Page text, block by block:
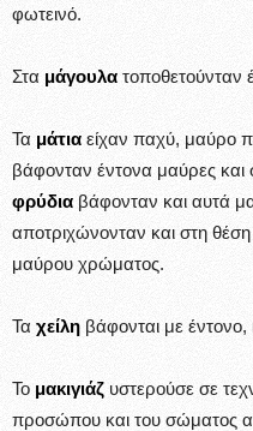
φωτεινό.
Στα μάγουλα τοποθετούνταν
Τα μάτια είχαν παχύ, μαύρο
βάφονταν έντονα μαύρες και
φρύδια βάφονταν και αυτά
αποτριχώνονταν και στη
μαύρου χρώματος.
Τα χείλη βάφονται με
Το μακιγιάζ υστερούσε σε
προσώπου και του σώματος